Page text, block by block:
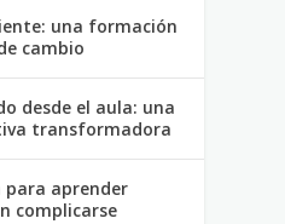
una formación
cambio
desde el aula: una
transformadora
para aprender
complicarse